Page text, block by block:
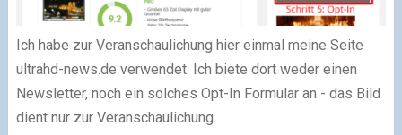
Ich habe zur Veranschaulichung hier einmal meine Seite
ultrahd-news.de verwendet. Ich biete dort weder einen
Newsletter, noch ein solches Opt-In Formular an - das Bild
dient nur zur Veranschaulichung.